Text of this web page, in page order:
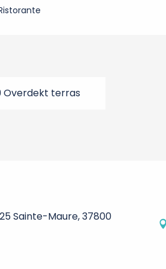
Overdekt terras
Sainte-Maure, 37800